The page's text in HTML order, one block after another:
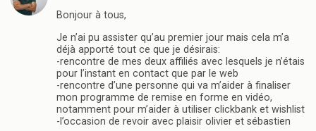
Bonjour à tous,
Je n’ai pu assister qu’au premier jour mais cela m’a
déjà apporté tout ce que je désirais:
-rencontre de mes deux affiliés avec lesquels je n’étais
pour l’instant en contact que par le web
-rencontre d’une personne qui va m’aider à finaliser
mon programme de remise en forme en vidéo,
notamment pour m’aider à utiliser clickbank et wishlist
-l’occasion de revoir avec plaisir olivier et sébastien